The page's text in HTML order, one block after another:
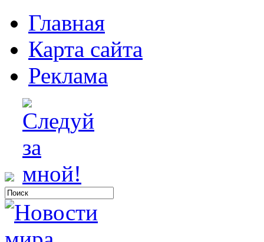
Главная
Карта сайта
Реклама